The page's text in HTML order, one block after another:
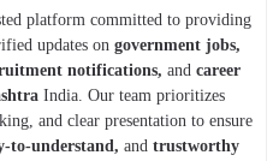
platform committed to providing
updates on government jobs,
notifications, and career
India. Our team prioritizes
and clear presentation to ensure
to-understand, andtrustworthy